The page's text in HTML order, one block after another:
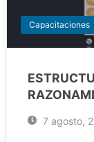
Capacitaciones
7 agosto,